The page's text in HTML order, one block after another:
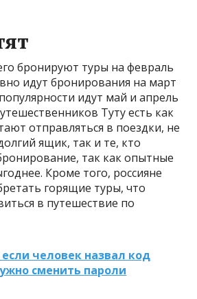
бронируют туры на февраль
идут бронирования на март
идут май и апрель
Туту есть как
отправляться в поездки, не
ящик, так и те, кто
так как опытные
Кроме того, россияне
горящие туры, что
в путешествие по
человек назвал код
сменить пароли